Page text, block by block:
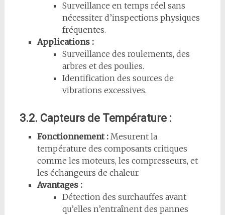
Surveillance en temps réel sans
nécessiter d’inspections physiques
fréquentes.
Applications :
Surveillance des roulements, des
arbres et des poulies.
Identification des sources de
vibrations excessives.
3.2. Capteurs de Température :
Fonctionnement :Mesurent la
température des composants critiques
comme les moteurs, les compresseurs, et
les échangeurs de chaleur.
Avantages :
Détection des surchauffes avant
qu’elles n’entraînent des pannes